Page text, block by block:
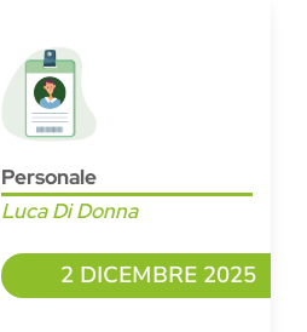
Personale
Luca Di Donna
2 DICEMBRE 2025